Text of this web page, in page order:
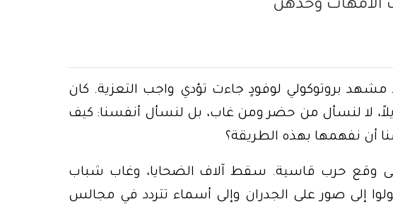
وحدهن
مشهد بروتوكولي لوفودٍ جاءت تؤدي واجب التعزية. كان
لا لنسأل من حضر ومن غاب، بل لنسأل أنفسنا: كيف
أن نفهمها بهذه الطريقة؟
وقع حرب قاسية. سقط آلاف الضحايا، وغاب شباب
إلى صور على الجدران وإلى أسماء تتردد في مجالس